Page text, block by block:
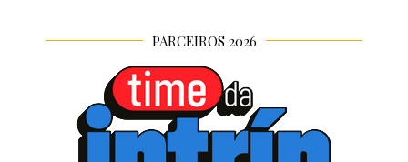
PARCEIROS 2026